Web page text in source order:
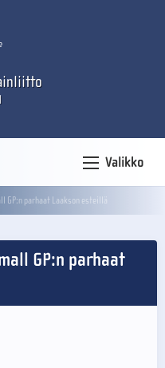
Valikko
GP:n parhaat Laakson esteillä
GP:n parhaat